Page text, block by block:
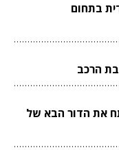
בתחום
הרכב
את הדור הבא של